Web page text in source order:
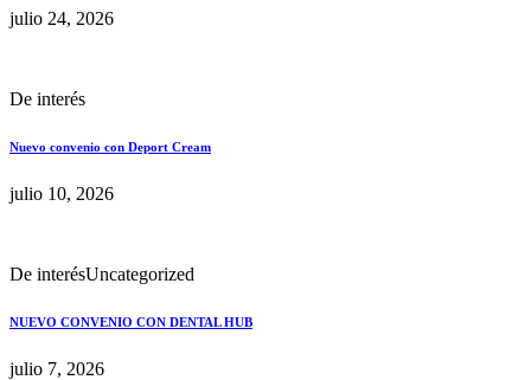
julio 24, 2026
De interés
Nuevo convenio con Deport Cream
julio 10, 2026
De interésUncategorized
NUEVO CONVENIO CON DENTAL HUB
julio 7, 2026